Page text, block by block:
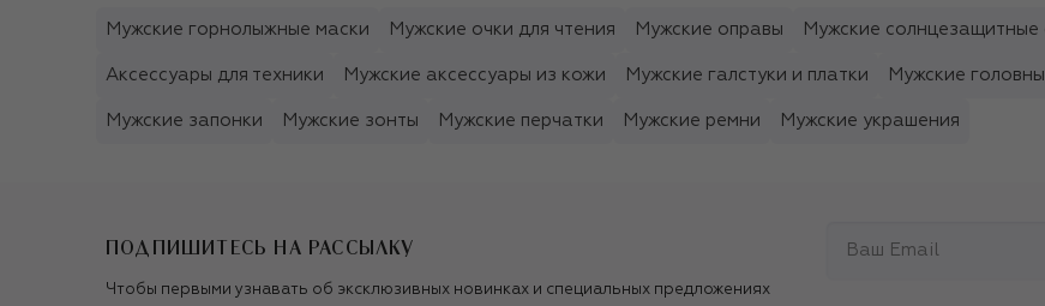
Мужские горнолыжные маски Мужские очки для чтения Мужские оправы Мужские солнцезащитные
Аксессуары для техники Мужские аксессуары из кожи Мужские галстуки и платки Мужские
Мужские запонки Мужские зонты Мужские перчатки Мужские ремни Мужские украшения
ПОДПИШИТЕСЬ НА РАССЫЛКУ
Чтобы первыми узнавать об эксклюзивных новинках и специальных предложениях